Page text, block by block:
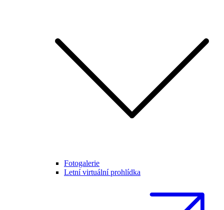
Fotogalerie
Letní virtuální prohlídka